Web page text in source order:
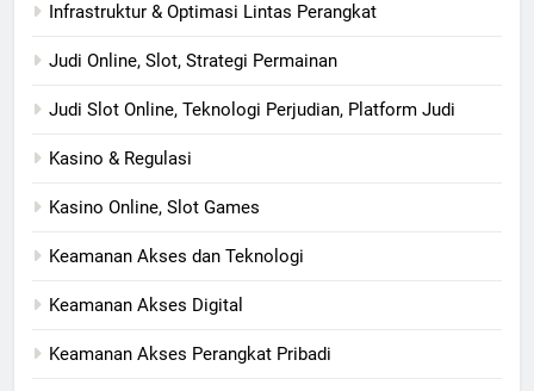
Infrastruktur & Optimasi Lintas Perangkat
Judi Online, Slot, Strategi Permainan
Judi Slot Online, Teknologi Perjudian, Platform Judi
Kasino & Regulasi
Kasino Online, Slot Games
Keamanan Akses dan Teknologi
Keamanan Akses Digital
Keamanan Akses Perangkat Pribadi